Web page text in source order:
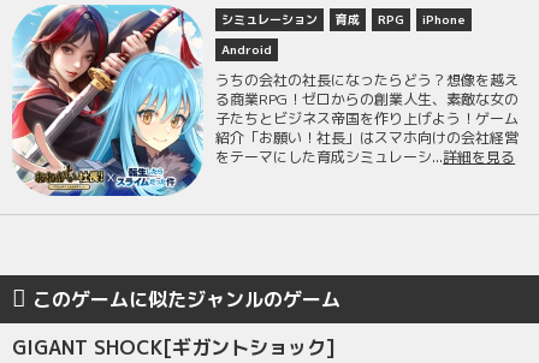
シミュレーション 育成 RPG
iPhone
Android
うちの会社の社長になったらどう？想像を越え
る商業RPG！ゼロからの創業人生、素敵な女の
子たちとビジネス帝国を作り上げよう！ゲーム
紹介「お願い！社長」はスマホ向けの会社経営
をテーマにした育成シミュレーシ...詳細を見る
このゲームに似たジャンルのゲーム
GIGANT SHOCK[ギガントショック]